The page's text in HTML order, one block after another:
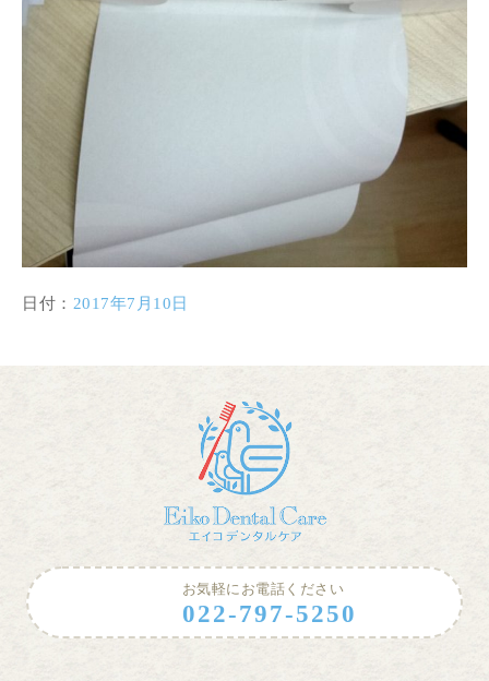
日付： 2017年7月10日
お気軽にお電話ください
022-797-5250